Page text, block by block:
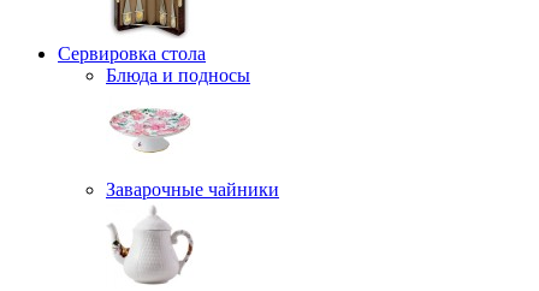
Сервировка стола
Блюда и подносы
Заварочные чайники